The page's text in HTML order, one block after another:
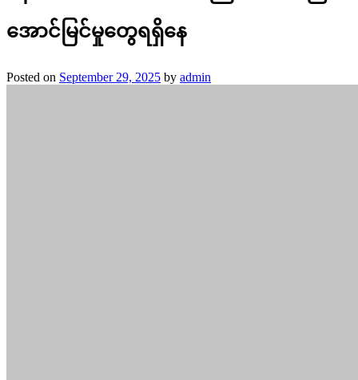
အောင်မြင်မှုတွေရရှိနေ
Posted on September 29, 2025 by admin